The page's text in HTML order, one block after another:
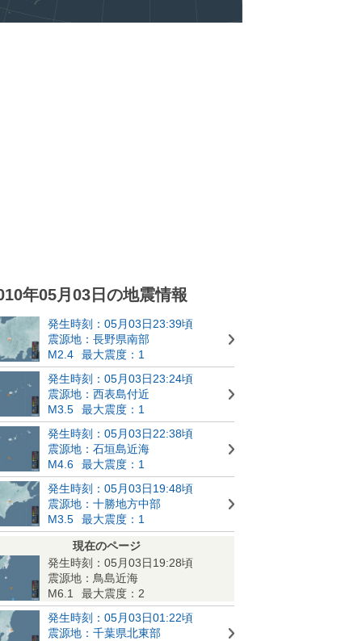
年05月03日の地震情報
発生時刻：05月03日23:39頃
震源地：長野県南部
M2.4
最大震度：1
発生時刻：05月03日23:24頃
震源地：西表島付近
M3.5
最大震度：1
発生時刻：05月03日22:38頃
震源地：石垣島近海
M4.6
最大震度：1
発生時刻：05月03日19:48頃
震源地：十勝地方中部
M3.5
最大震度：1
現在のページ
発生時刻：05月03日19:28頃
震源地：鳥島近海
M6.1
最大震度：2
発生時刻：05月03日01:22頃
震源地：千葉県北東部